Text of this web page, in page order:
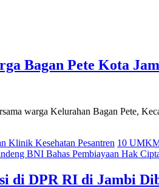
Bagan Pete Kota
warga Kelurahan Bagan Pete,
Klinik Kesehatan Pesantren 10
BNI Bahas Pembiayaan Hak
di DPR RI di Jambi